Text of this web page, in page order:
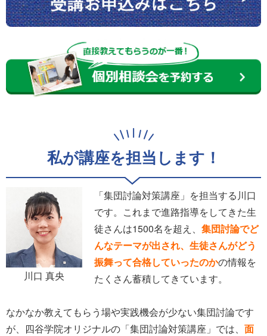
私が講座を担当します！
川口 真央
「集団討論対策講座」を担当する川口
です。これまで進路指導をしてきた生
徒さんは1500名を超え、集団討論でど
んなテーマが出され、生徒さんがどう
振舞って合格していったのかの情報を
たくさん蓄積してきています。
なかなか教えてもらう場や実践機会が少ない集団討論です
が、四谷学院オリジナルの「集団討論対策講座」では、 面